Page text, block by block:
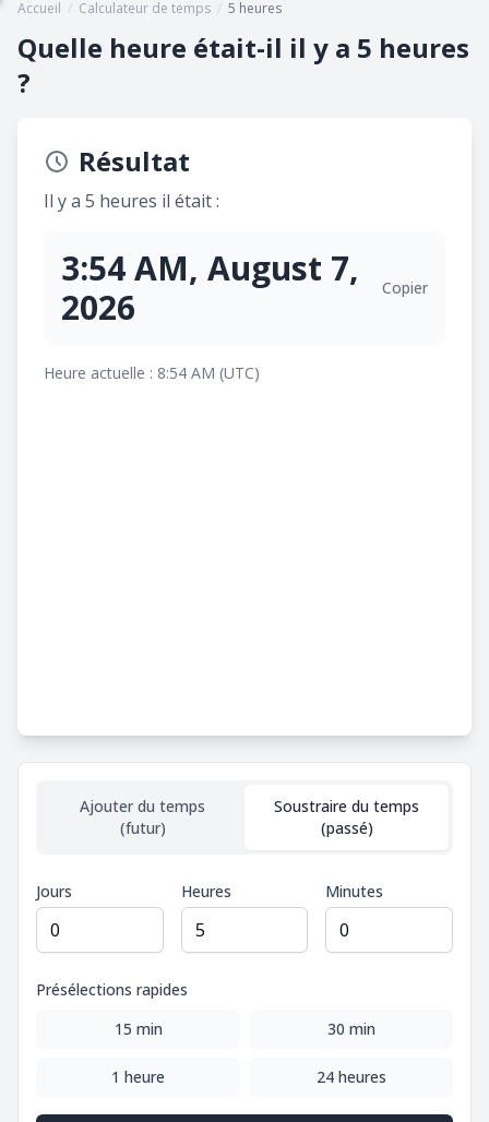
Accueil / Calculateur de temps / 5 heures
Quelle heure était-il il y a 5 heures
?
Résultat
Il y a 5 heures il était :
3:54 AM, August 7,
2026
Copier
Heure actuelle : 8:54 AM (UTC)
Ajouter du temps
(futur)
Soustraire du temps
(passé)
Jours Heures Minutes
Présélections rapides
15 min
30 min
1 heure 24 heures